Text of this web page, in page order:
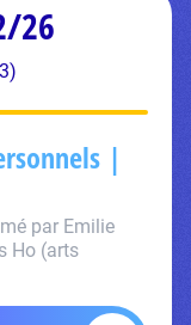
26
|
par Emilie
Ho (arts